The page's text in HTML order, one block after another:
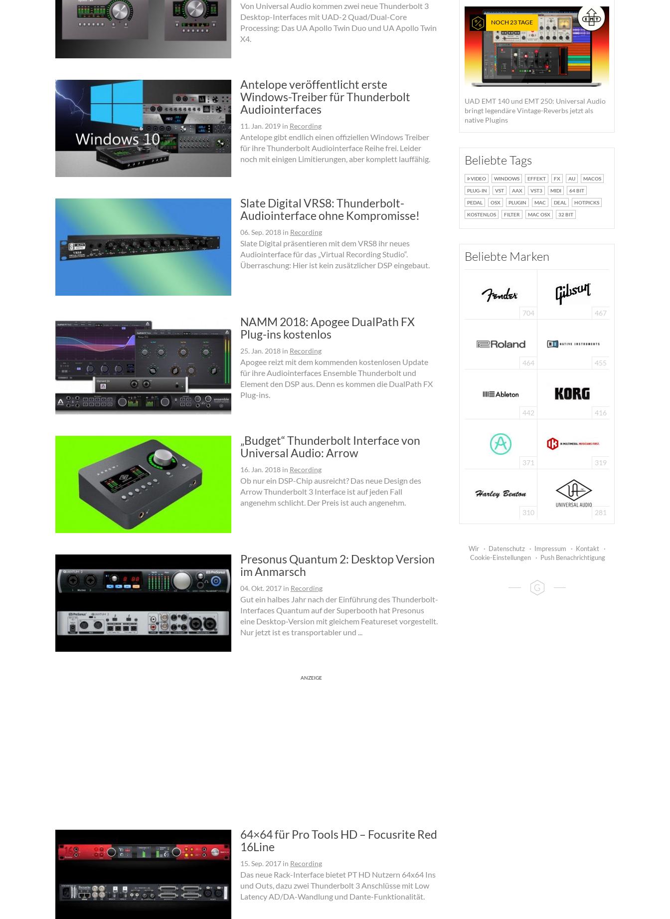
Von Universal Audio kommen zwei neue Thunderbolt 3
Desktop-Interfaces mit UAD-2 Quad/Dual-Core
Processing: Das UA Apollo Twin Duo und UA Apollo Twin
X4.
Antelope veröffentlicht erste
Windows-Treiber für Thunderbolt
Audiointerfaces
11. Jan. 2019in Recording
Antelope gibt endlich einen offiziellen Windows Treiber
für ihre Thunderbolt Audiointerface Reihe frei. Leider
noch mit einigen Limitierungen, aber komplett lauffähig.
Slate Digital VRS8: Thunderbolt-
Audiointerface ohne Kompromisse!
06. Sep. 2018in Recording
Slate Digital präsentieren mit dem VRS8 ihr neues
Audiointerface für das „Virtual Recording Studio“.
Überraschung: Hier ist kein zusätzlicher DSP eingebaut.
NAMM 2018: Apogee DualPath FX
Plug-ins kostenlos
25. Jan. 2018in Recording
Apogee reizt mit dem kommenden kostenlosen Update
für ihre Audiointerfaces Ensemble Thunderbolt und
Element den DSP aus. Denn es kommen die DualPath FX
Plug-ins.
„Budget“ Thunderbolt Interface von
Universal Audio: Arrow
16. Jan. 2018in Recording
Ob nur ein DSP-Chip ausreicht? Das neue Design des
Arrow Thunderbolt 3 Interface ist auf jeden Fall
angenehm schlicht. Der Preis ist auch angenehm.
Presonus Quantum 2: Desktop Version
im Anmarsch
04. Okt. 2017in Recording
Gut ein halbes Jahr nach der Einführung des Thunderbolt-
Interfaces Quantum auf der Superbooth hat Presonus
eine Desktop-Version mit gleichem Featureset vorgestellt.
Nur jetzt ist es transportabler und ...
ANZEIGE
64×64 für Pro Tools HD – Focusrite Red
16Line
15. Sep. 2017in Recording
Das neue Rack-Interface bietet PT HD Nutzern 64x64 Ins
und Outs, dazu zwei Thunderbolt 3 Anschlüsse mit Low
Latency AD/DA-Wandlung und Dante-Funktionalität.
NOCH 23 TAGE
UAD EMT 140 und EMT 250: Universal Audio
bringt legendäre Vintage-Reverbs jetzt als
native Plugins
Beliebte Tags
VIDEO WINDOWS EFFEKT FX AU
MACOS
PLUG-IN
VST AAX VST3 MIDI
64 BIT
PEDAL
OSX PLUGIN MAC DEAL
HOTPICKS
KOSTENLOS
FILTER MAC OSX 32 BIT
Beliebte Marken
704 467
464 455
442 416
371 319
310 281
Wir · Datenschutz · Impressum · Kontakt
·
Cookie-Einstellungen
· Push Benachrichtigung